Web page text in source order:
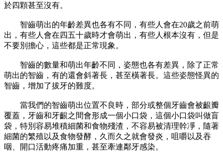
於四顆甚至沒有。
智齒萌出的年齡差異也各有不同，有些人會在20歲之前萌
出，有些人會在四五十歲時才會萌出，有些人根本沒有，但是
不要別擔心，這些都是正常現象。
智齒的數量和萌出年齡不同，姿態也各有差異，除了正常
萌出的智齒，有的還會斜著長，甚至橫著長。這些姿態怪異的
智齒，增加了拔牙的難度。
當我們的智齒萌出位置不良時，部分或整個牙齒會被齦瓣
覆蓋，牙齒和牙齦之間會形成一個小口袋，這個小口袋叫做盲
袋，特別容易堆積細菌和食物殘渣，不容易被清理幹凈，隨著
細菌的繁殖以及食物發酵，久而久之就會發炎，咀嚼以及吞
咽、開口活動疼痛加重，甚至牽連鄰牙感染。